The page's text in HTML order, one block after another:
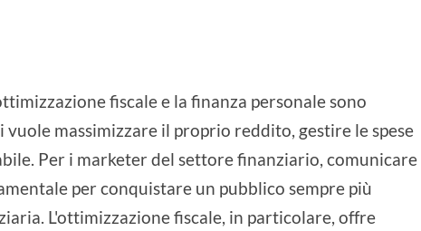
fiscale e la finanza personale sono
massimizzare il proprio reddito, gestire le spese
Per i marketer del settore finanziario, comunicare
per conquistare un pubblico sempre più
L'ottimizzazione fiscale, in particolare, offre